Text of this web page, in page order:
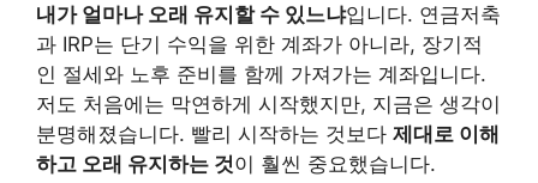
내가 얼마나 오래 유지할 수 있느냐입니다. 연금저축
과 IRP는 단기 수익을 위한 계좌가 아니라, 장기적
인 절세와 노후 준비를 함께 가져가는 계좌입니다.
저도 처음에는 막연하게 시작했지만, 지금은 생각이
분명해졌습니다. 빨리 시작하는 것보다 제대로 이해
하고 오래 유지하는 것이 훨씬 중요했습니다.